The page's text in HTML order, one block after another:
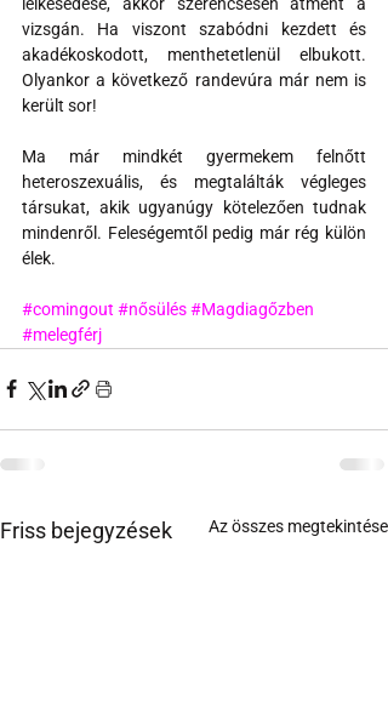
vizsgán. Ha viszont szabódni kezdett és
akadékoskodott, menthetetlenül elbukott.
Olyankor a következő randevúra már nem is
került sor!
Ma már mindkét gyermekem felnőtt
heteroszexuális, és megtalálták végleges
társukat, akik ugyanúgy kötelezően tudnak
mindenről. Feleségemtől pedig már rég külön
élek.
#comingout #nősülés#Magdiagőzben
#melegférj
Friss bejegyzések Az összes megtekintése